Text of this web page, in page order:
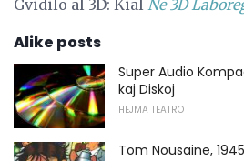
Gvidilo al 3D: Kial Ne 3D
Alike posts
Super Audio
kaj Diskoj
HEJMA TEATRO
Tom Nousaine,